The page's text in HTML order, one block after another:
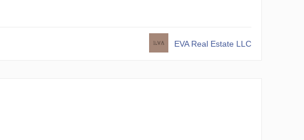
EVA Real Estate LLC